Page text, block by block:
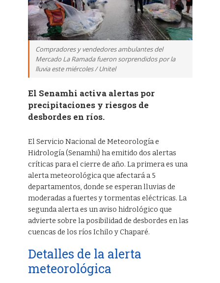
Compradores y vendedores ambulantes del
Mercado La Ramada fueron sorprendidos por la
lluvia este miércoles / Unitel
El Senamhi activa alertas por
precipitaciones y riesgos de
desbordes en ríos.
El Servicio Nacional de Meteorología e
Hidrología (Senamhi) ha emitido dos alertas
críticas para el cierre de año. La primera es una
alerta meteorológica que afectará a 5
departamentos, donde se esperan lluvias de
moderadas a fuertes y tormentas eléctricas. La
segunda alerta es un aviso hidrológico que
advierte sobre la posibilidad de desbordes en las
cuencas de los ríos Ichilo y Chaparé.
Detalles de la alerta
meteorológica